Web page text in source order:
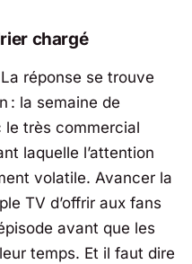
chargé
réponse se trouve
: la semaine de
très commercial
laquelle l’attention
volatile. Avancer la
TV d’offrir aux fans
avant que les
temps. Et il faut dire